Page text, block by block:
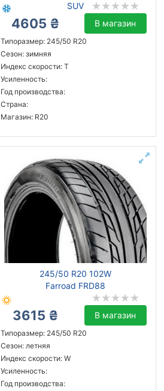
SUV
4605 ₴ В магазин
Типоразмер: 245/50 R20
Сезон: зимняя
Индекс скорости: T
Усиленность:
Год производства:
Страна:
Магазин: R20
245/50 R20 102W
Farroad FRD88
3615 ₴ В магазин
Типоразмер: 245/50 R20
Сезон: летняя
Индекс скорости: W
Усиленность:
Год производства: